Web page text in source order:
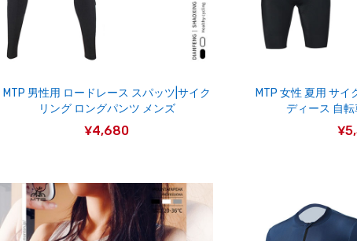
MTP 男性用 ロードレース スパッツ|サイク
リング ロングパンツ メンズ
¥4,680
MTP 女性 夏用 サ
ディース 自